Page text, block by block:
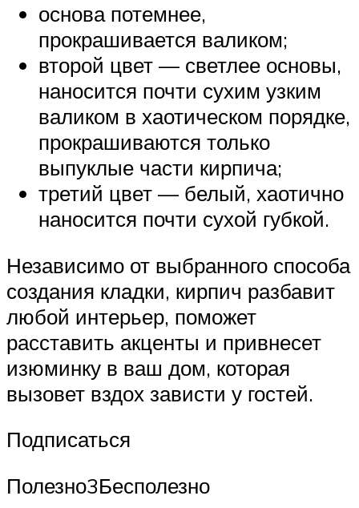
основа потемнее,
прокрашивается валиком;
второй цвет — светлее основы,
наносится почти сухим узким
валиком в хаотическом порядке,
прокрашиваются только
выпуклые части кирпича;
третий цвет — белый, хаотично
наносится почти сухой губкой.
Независимо от выбранного способа
создания кладки, кирпич разбавит
любой интерьер, поможет
расставить акценты и привнесет
изюминку в ваш дом, которая
вызовет вздох зависти у гостей.
Подписаться
Полезно3Бесполезно